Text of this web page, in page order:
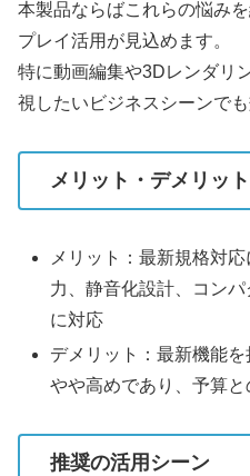
本製品ならばこれらの悩み
プレイ活用が見込めます。
特に動画編集や3Dレンダリ
視したいビジネスシーンでも
メリット・デメリッ
メリット：最新規格対
力、静音化設計、コン
に対応
デメリット：最新機能
やや高めであり、予算
推奨の活用シーン